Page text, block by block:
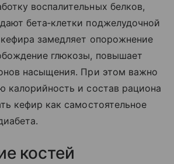
воспалительных белков,
бета‑клетки поджелудочной
замедляет опорожнение
глюкозы, повышает
насыщения. При этом важно
калорийность и состав рациона
кефир как самостоятельное
костей